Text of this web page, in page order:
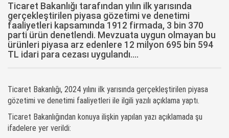
Ticaret Bakanlığı tarafından yılın ilk yarısında
gerçekleştirilen piyasa gözetimi ve denetimi
faaliyetleri kapsamında 1912 firmada, 3 bin 370
parti ürün denetlendi. Mevzuata uygun olmayan bu
ürünleri piyasa arz edenlere 12 milyon 695 bin 594
TL idari para cezası uygulandı....
Ticaret Bakanlığı, 2024 yılını ilk yarısında gerçekleştirilen piyasa
gözetimi ve denetimi faaliyetleri ile ilgili yazılı açıklama yaptı.
Ticaret Bakanlığından konuya ilişkin yapılan yazı açıklamada şu
ifadelere yer verildi: